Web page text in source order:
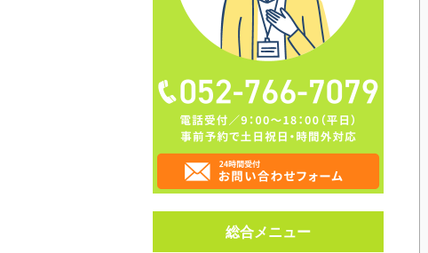
総合メニュー